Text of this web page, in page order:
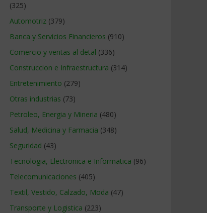
(325)
Automotriz (379)
Banca y Servicios Financieros (910)
Comercio y ventas al detal (336)
Construccion e Infraestructura (314)
Entretenimiento (279)
Otras industrias (73)
Petroleo, Energia y Mineria (480)
Salud, Medicina y Farmacia (348)
Seguridad (43)
Tecnologia, Electronica e Informatica (96)
Telecomunicaciones (405)
Textil, Vestido, Calzado, Moda (47)
Transporte y Logistica (223)